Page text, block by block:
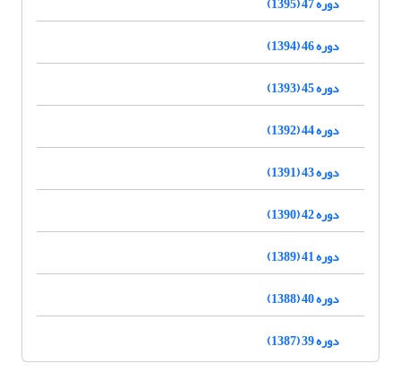
دوره 46 (1394)
دوره 45 (1393)
دوره 44 (1392)
دوره 43 (1391)
دوره 42 (1390)
دوره 41 (1389)
دوره 40 (1388)
دوره 39 (1387)